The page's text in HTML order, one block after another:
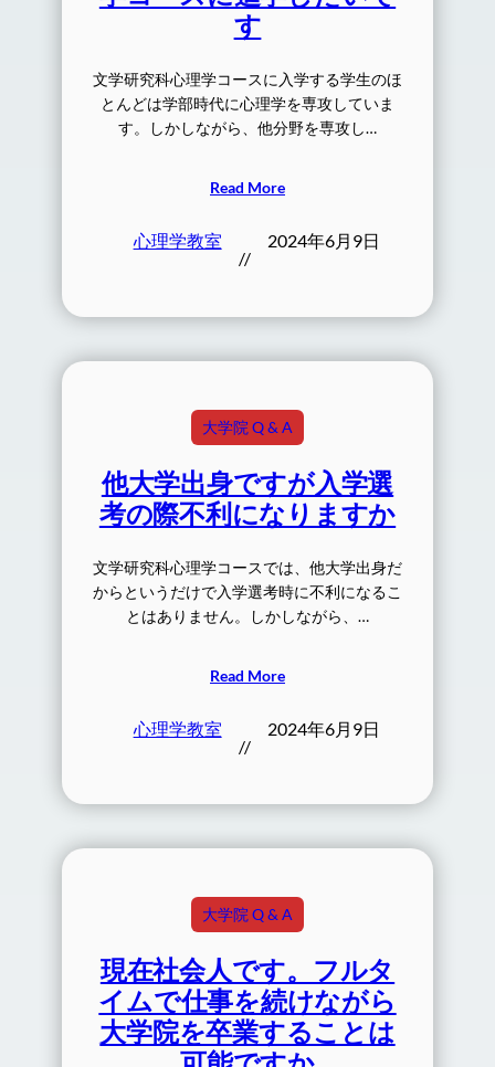
す
文学研究科心理学コースに入学する学生のほ
とんどは学部時代に心理学を専攻していま
す。しかしながら、他分野を専攻し…
Read More
心理学教室
//
2024年6月9日
大学院 Q & A
他大学出身ですが入学選
考の際不利になりますか
文学研究科心理学コースでは、他大学出身だ
からというだけで入学選考時に不利になるこ
とはありません。しかしながら、…
Read More
心理学教室
//
2024年6月9日
大学院 Q & A
現在社会人です。フルタ
イムで仕事を続けながら
大学院を卒業することは